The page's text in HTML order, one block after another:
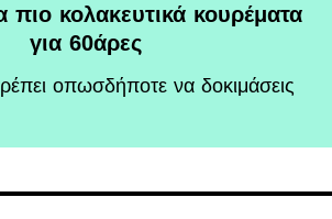
πιο κολακευτικά κουρέματα
για 60άρες
οπωσδήποτε να δοκιμάσεις